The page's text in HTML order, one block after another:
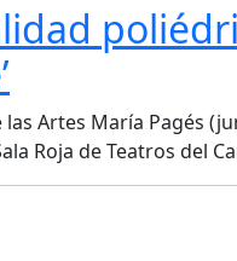
Artes María Pagés
Roja de Teatros del